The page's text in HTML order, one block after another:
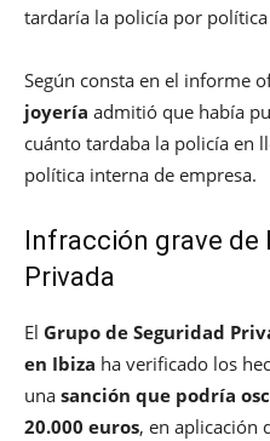
tardaría la policía por
Según consta en el informe
joyería admitió que había
cuánto tardaba la policía en
política interna de empresa.
Infracción grave de
Privada
El Grupo de Seguridad
en Ibiza ha verificado los
una sanción que podría
20.000 euros, en aplicación